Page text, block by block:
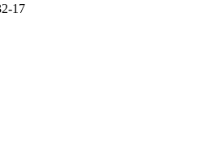
17